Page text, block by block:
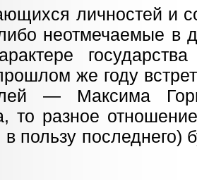
личностей и
неотмечаемые в
же году
— Максима
то разное
пользу последнего)